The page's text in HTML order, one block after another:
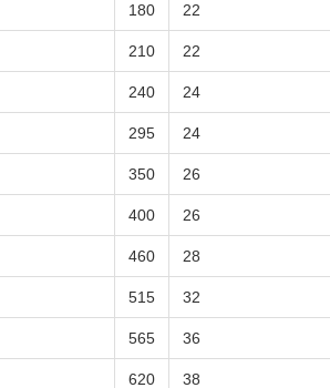
180 22
210 22
240 24
295 24
350 26
400 26
460 28
515 32
565 36
620 38